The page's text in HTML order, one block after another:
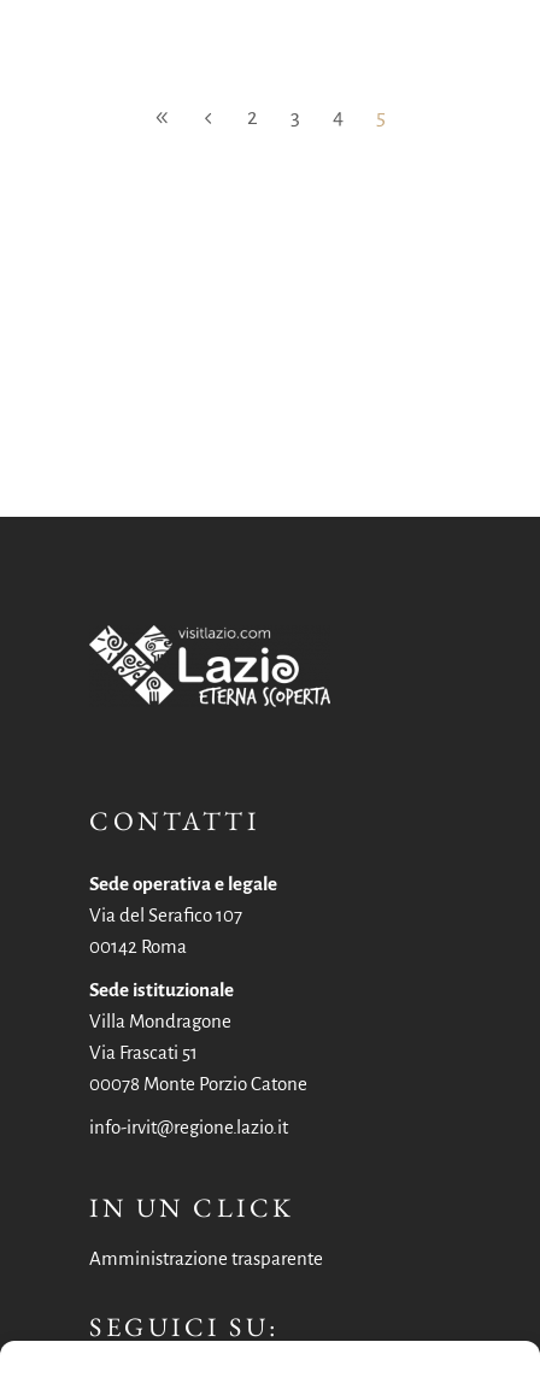
2 3 4 5
CONTATTI
Sede operativa e legale
Via del Serafico 107
00142 Roma
Sede istituzionale
Villa Mondragone
Via Frascati 51
00078 Monte Porzio Catone
info-irvit@regione.lazio.it
IN UN CLICK
Amministrazione trasparente
SEGUICI SU: